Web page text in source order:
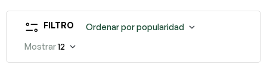
FILTRO
Ordenar por popularidad
Mostrar12